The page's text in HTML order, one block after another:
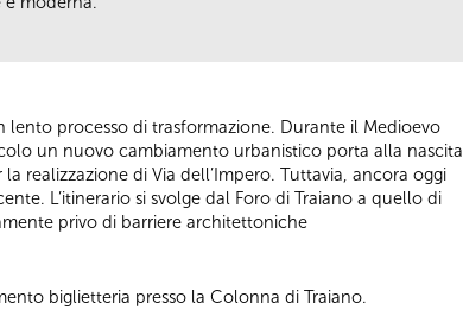
lento processo di trasformazione. Durante il Medioevo
un nuovo cambiamento urbanistico porta alla nascita
realizzazione di Via dell’Impero. Tuttavia, ancora oggi
L’itinerario si svolge dal Foro di Traiano a quello di
privo di barriere architettoniche
biglietteria presso la Colonna di Traiano.